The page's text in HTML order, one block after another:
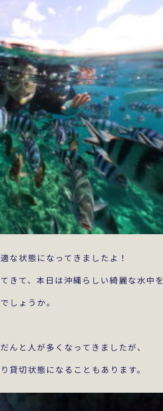
な状態になってきましたよ！
きて、本日は沖縄らしい綺麗な水中を
しょうか。
んと人が多くなってきましたが、
貸切状態になることもあります。